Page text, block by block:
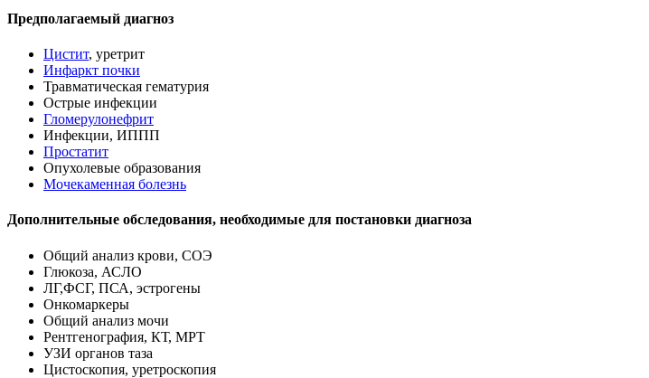
Предполагаемый диагноз
Цистит, уретрит
Инфаркт почки
Травматическая гематурия
Острые инфекции
Гломерулонефрит
Инфекции, ИППП
Простатит
Опухолевые образования
Мочекаменная болезнь
Дополнительные обследования, необходимые для постановки диагноза
Общий анализ крови, СОЭ
Глюкоза, АСЛО
ЛГ,ФСГ, ПСА, эстрогены
Онкомаркеры
Общий анализ мочи
Рентгенография, КТ, МРТ
УЗИ органов таза
Цистоскопия, уретроскопия